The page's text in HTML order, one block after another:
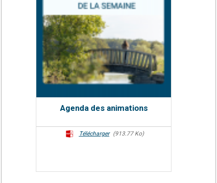
Agenda des animations
Télécharger (913.77 Ko)